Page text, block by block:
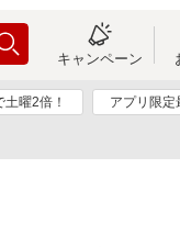
キャンペーン
土曜2倍！ アプリ限